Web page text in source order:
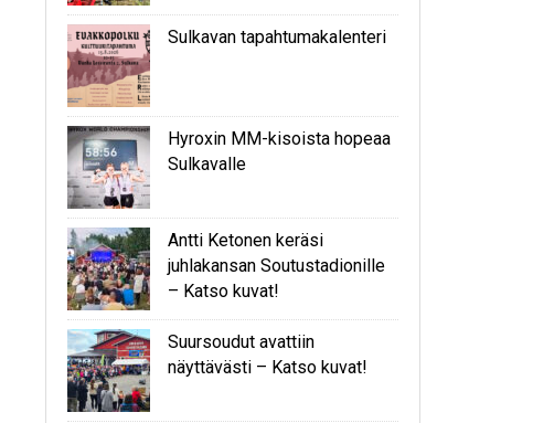
Sulkavan tapahtumakalenteri
Hyroxin MM-kisoista hopeaa
Sulkavalle
Antti Ketonen keräsi
juhlakansan Soutustadionille
– Katso kuvat!
Suursoudut avattiin
näyttävästi – Katso kuvat!